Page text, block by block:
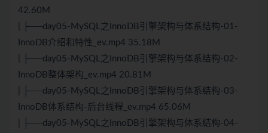
42.60M
| ├──day05-MySQL之InnoDB引擎架构与体系结构-01-
InnoDB介绍和特性_ev.mp4 35.18M
| ├──day05-MySQL之InnoDB引擎架构与体系结构-02-
InnoDB整体架构_ev.mp4 20.81M
| ├──day05-MySQL之InnoDB引擎架构与体系结构-03-
InnoDB体系结构-后台线程_ev.mp4 65.06M
| ├──day05-MySQL之InnoDB引擎架构与体系结构-04-